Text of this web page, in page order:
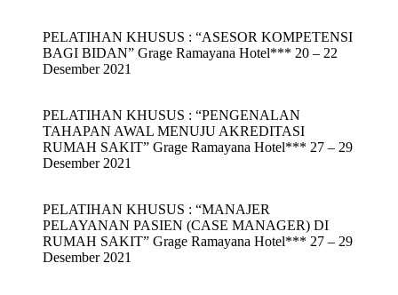
PELATIHAN KHUSUS : “ASESOR KOMPETENSI
BAGI BIDAN” Grage Ramayana Hotel*** 20 – 22
Desember 2021
PELATIHAN KHUSUS : “PENGENALAN
TAHAPAN AWAL MENUJU AKREDITASI
RUMAH SAKIT” Grage Ramayana Hotel*** 27 – 29
Desember 2021
PELATIHAN KHUSUS : “MANAJER
PELAYANAN PASIEN (CASE MANAGER) DI
RUMAH SAKIT” Grage Ramayana Hotel*** 27 – 29
Desember 2021